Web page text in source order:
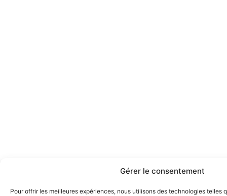
Gérer le consentement
Pour offrir les meilleures expériences, nous utilisons des technologies telles